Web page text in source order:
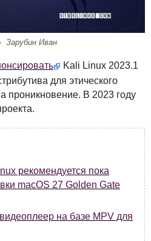
Зарубин Иван
Kali Linux 2023.1
для этического
проникновение. В 2023 году
рекомендуется пока
macOS 27 Golden Gate
на базе MPV для